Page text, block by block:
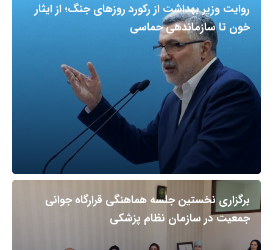
روایت وزیر بهداشت از رکورد روزهای جنگ؛ از ایثار
خون تا سازماندهی حماسی
برگزاری نخستین جلسه هماهنگی قرارگاه جوانی
جمعیت در سازمان نظام پزشکی